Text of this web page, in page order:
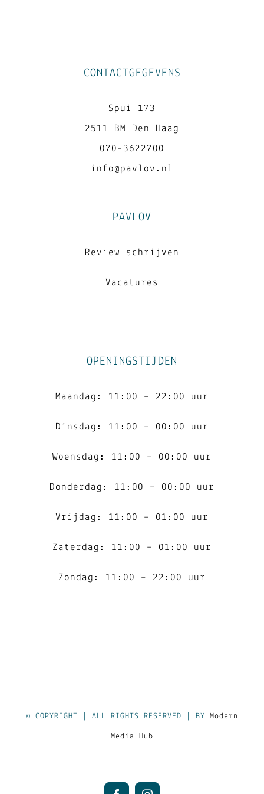
CONTACTGEGEVENS
Spui 173
2511 BM Den Haag
070-3622700
info@pavlov.nl
PAVLOV
Review schrijven
Vacatures
OPENINGSTIJDEN
Maandag: 11:00 – 22:00 uur
Dinsdag: 11:00 – 00:00 uur
Woensdag: 11:00 – 00:00 uur
Donderdag: 11:00 – 00:00 uur
Vrijdag: 11:00 – 01:00 uur
Zaterdag: 11:00 – 01:00 uur
Zondag: 11:00 – 22:00 uur
© COPYRIGHT | ALL RIGHTS RESERVED | BY Modern
Media Hub